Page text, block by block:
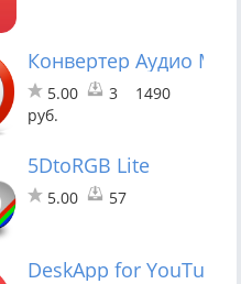
Конвертер Аудио
5.00 3
1490
руб.
5DtoRGB Lite
5.00 57
DeskApp for YouTube